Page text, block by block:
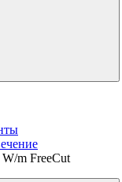
m FreeCut